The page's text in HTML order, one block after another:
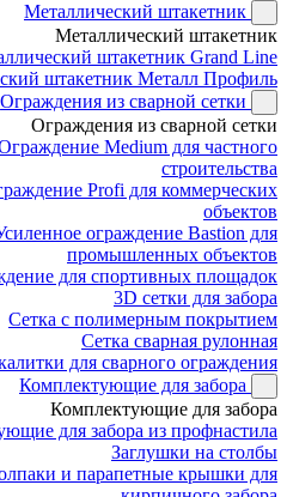
Металлический штакетник
Металлический штакетник
штакетник Grand Line
штакетник Металл Профиль
Ограждения из сварной сетки
Ограждения из сварной сетки
Medium для частного
строительства
Profi для коммерческих
объектов
ограждение Bastion для
промышленных объектов
для спортивных площадок
3D сетки для забора
Сетка с полимерным покрытием
Сетка сварная рулонная
для сварного ограждения
Комплектующие для забора
Комплектующие для забора
для забора из профнастила
Заглушки на столбы
и парапетные крышки для